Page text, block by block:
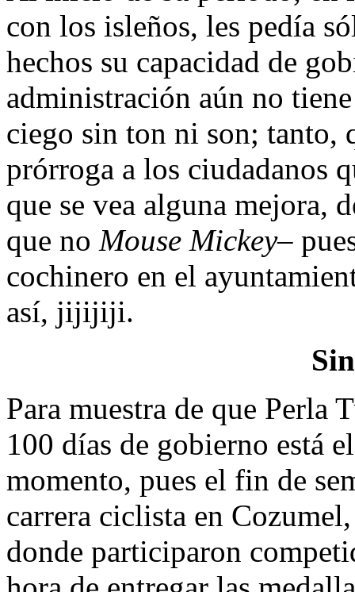
con los isleños, les pedía
hechos su capacidad de
administración aún no
ciego sin ton ni son; tanto,
prórroga a los ciudadanos
que se vea alguna mejora,
que no Mouse Mickey–
cochinero en el
así, jijijiji.
Para muestra de que Perla
100 días de gobierno está
momento, pues el fin de
carrera ciclista en
donde participaron